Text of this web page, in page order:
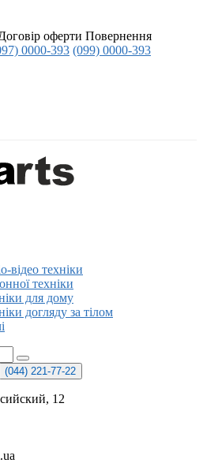
оферти Повернення
0000-393 (099) 0000-393
відео техніки
техніки
для дому
догляду за тілом
(044) 221-77-22
12